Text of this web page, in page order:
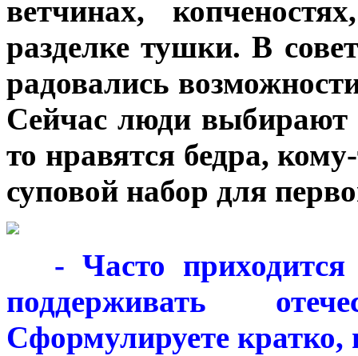
ветчинах,
разделке тушки. В
радовались
Сейчас люди выбирают
то нравятся бедра,
суповой набор для
- Часто
поддерживать
Сформулируете кратко,